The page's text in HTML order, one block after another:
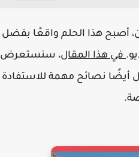
أصبح هذا الحلم واقعًا بفضل
في هذا المقال، سنستعرض
أيضًا نصائح مهمة للاستفادة